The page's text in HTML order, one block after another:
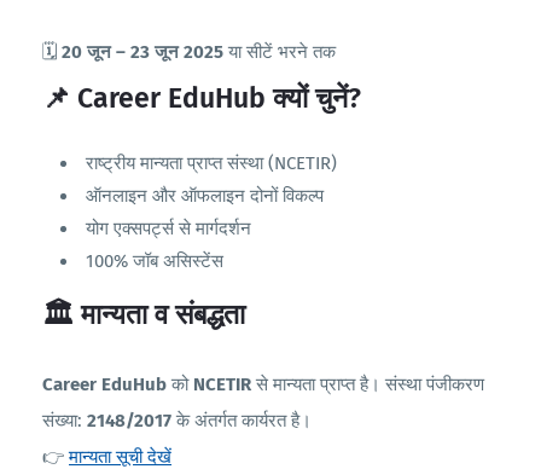
🗓️ 20 जून – 23 जून 2025 या सीटें भरने तक
📌 Career EduHub क्यों चुनें?
राष्ट्रीय मान्यता प्राप्त संस्था (NCETIR)
ऑनलाइन और ऑफलाइन दोनों विकल्प
योग एक्सपर्ट्स से मार्गदर्शन
100% जॉब असिस्टेंस
🏛️ मान्यता व संबद्धता
Career EduHub को NCETIR से मान्यता प्राप्त है। संस्था पंजीकरण
संख्या: 2148/2017 के अंतर्गत कार्यरत है।
👉मान्यता सूची देखें